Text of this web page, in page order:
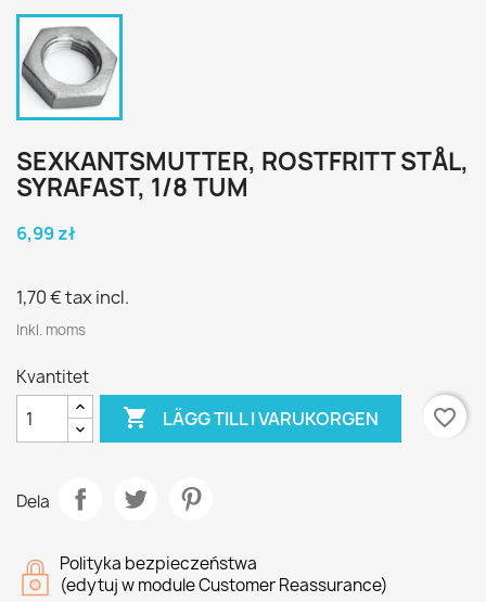
SEXKANTSMUTTER, ROSTFRITT STÅL,
SYRAFAST, 1/8 TUM
6,99 zł
1,70 €tax incl.
Inkl. moms
Kvantitet
 LÄGG TILL I VARUKORGEN favorite_border
Dela
Polityka bezpieczeństwa
(edytuj w module Customer Reassurance)